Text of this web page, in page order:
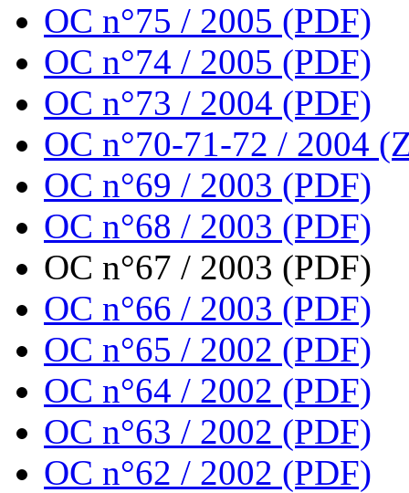
OC n°75 / 2005 (PDF)
OC n°74 / 2005 (PDF)
OC n°73 / 2004 (PDF)
OC n°70-71-72 / 2004
OC n°69 / 2003 (PDF)
OC n°68 / 2003 (PDF)
OC n°67 / 2003 (PDF)
OC n°66 / 2003 (PDF)
OC n°65 / 2002 (PDF)
OC n°64 / 2002 (PDF)
OC n°63 / 2002 (PDF)
OC n°62 / 2002 (PDF)